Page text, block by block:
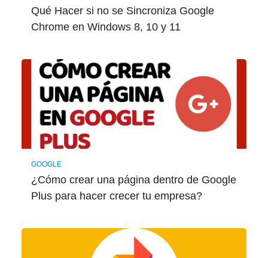
Qué Hacer si no se Sincroniza Google
Chrome en Windows 8, 10 y 11
GOOGLE
¿Cómo crear una página dentro de Google
Plus para hacer crecer tu empresa?